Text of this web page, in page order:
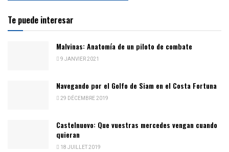
Te puede interesar
Malvinas: Anatomía de un piloto de combate
9 JANVIER 2021
Navegando por el Golfo de Siam en el Costa Fortuna
29 DÉCEMBRE 2019
Castelnuovo: Que vuestras mercedes vengan cuando
quieran
18 JUILLET 2019